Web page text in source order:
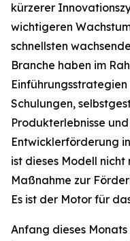
kürzerer
wichtigeren
schnellsten
Branche haben im
Schulungen,
Produkterlebnisse
Entwicklerförderung
ist dieses Modell nicht
Maßnahme zur
Es ist der Motor für
Anfang dieses